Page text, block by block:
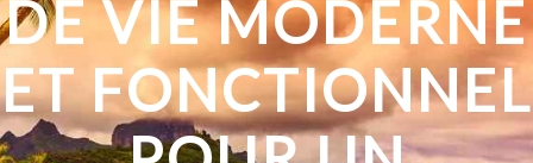
DE VIE MODERNE
ET FONCTIONNEL